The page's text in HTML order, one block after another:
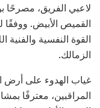
لاعبي الفريق، مصرحًا
القميص الأبيض. ووفقًا
القوة النفسية
الزمالك.
غياب الهدوء على أرض
المراقبين، معترفًا